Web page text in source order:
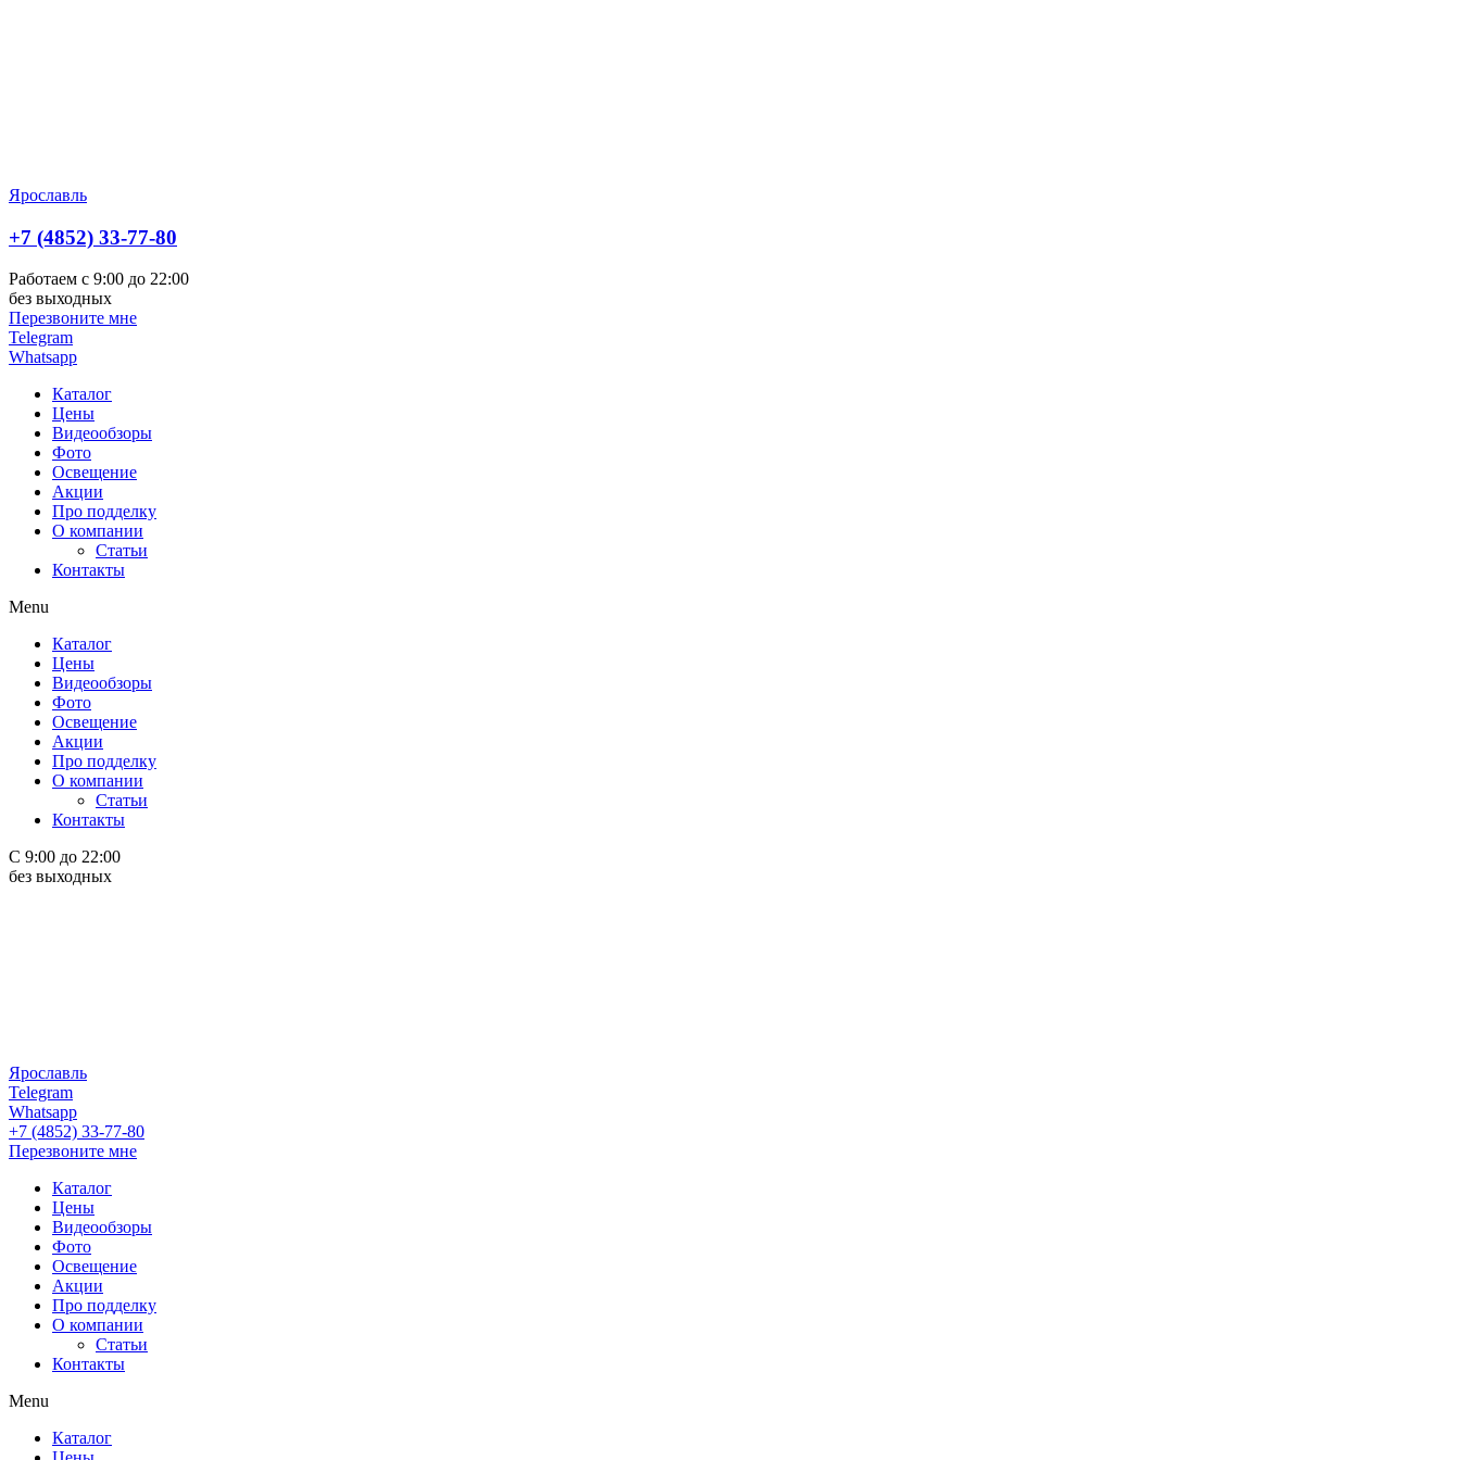
Ярославль
+7 (4852) 33-77-80
Работаем с 9:00 до 22:00
без выходных
Перезвоните мне
Telegram
Whatsapp
Каталог
Цены
Видеообзоры
Фото
Освещение
Акции
Про подделку
О компании
Статьи
Контакты
Menu
Каталог
Цены
Видеообзоры
Фото
Освещение
Акции
Про подделку
О компании
Статьи
Контакты
С 9:00 до 22:00
без выходных
Ярославль
Telegram
Whatsapp
+7 (4852) 33-77-80
Перезвоните мне
Каталог
Цены
Видеообзоры
Фото
Освещение
Акции
Про подделку
О компании
Статьи
Контакты
Menu
Каталог